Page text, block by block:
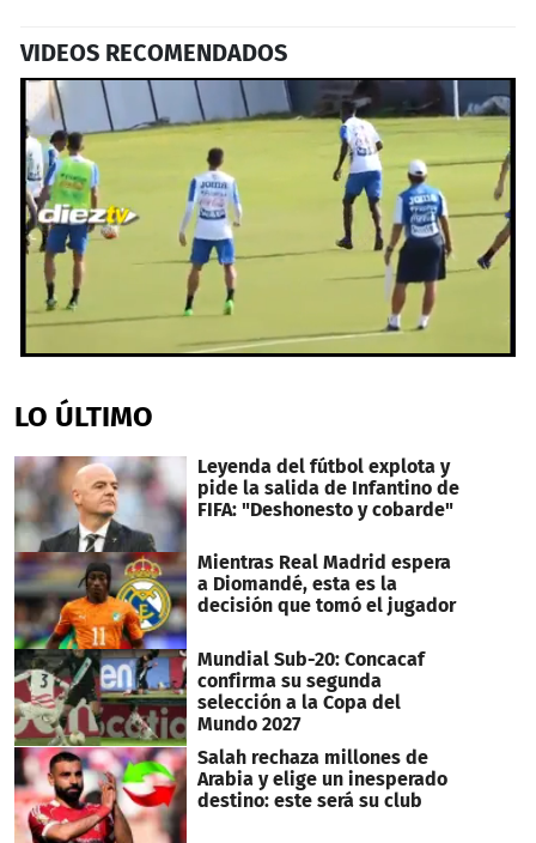
VIDEOS RECOMENDADOS
of
1
32
seconds
LO ÚLTIMO
Leyenda del fútbol explota y
pide la salida de Infantino de
FIFA: "Deshonesto y cobarde"
Mientras Real Madrid espera
a Diomandé, esta es la
decisión que tomó el jugador
Mundial Sub-20: Concacaf
confirma su segunda
selección a la Copa del
Mundo 2027
Salah rechaza millones de
Arabia y elige un inesperado
destino: este será su club